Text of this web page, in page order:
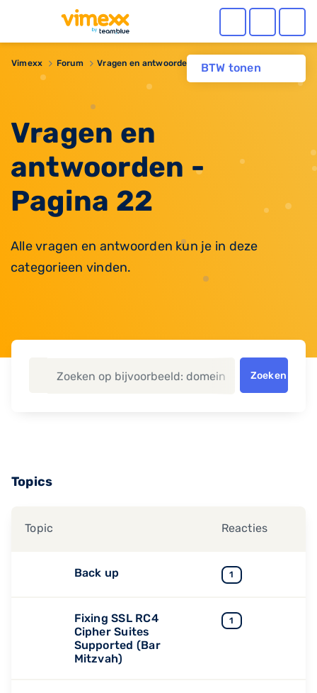
BTW tonen
Vimexx Forum Vragen en antwoorden
Vragen en
antwoorden -
Pagina 22
Alle vragen en antwoorden kun je in deze
categorieen vinden.
Zoeken
Topics
Topic Reacties
Back up 1
Fixing SSL RC4
Cipher Suites
Supported (Bar
Mitzvah)
1